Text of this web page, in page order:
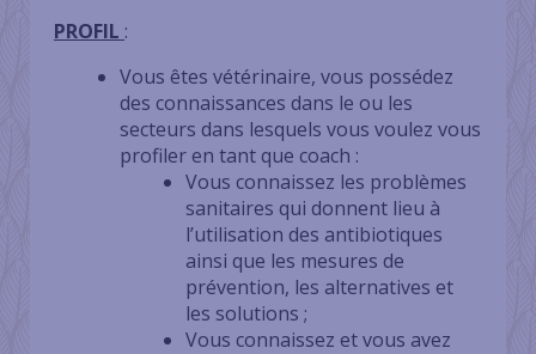
PROFIL :
Vous êtes vétérinaire, vous possédez
des connaissances dans le ou les
secteurs dans lesquels vous voulez vous
profiler en tant que coach :
Vous connaissez les problèmes
sanitaires qui donnent lieu à
l’utilisation des antibiotiques
ainsi que les mesures de
prévention, les alternatives et
les solutions ;
Vous connaissez et vous avez